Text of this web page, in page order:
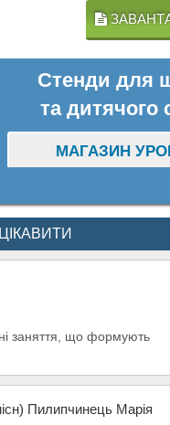
Стенди для
та дитячого
МАГАЗИН
заняття, що формують
Пилипчинець Марія